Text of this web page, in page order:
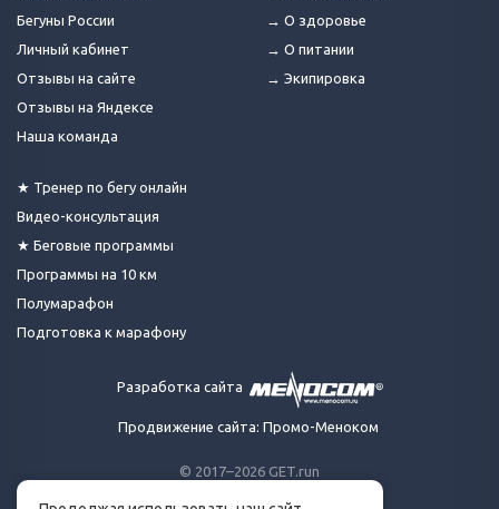
© 2017–2026 GET.run
Бегуны России
Личный кабинет
Отзывы на сайте
Отзывы на Яндексе
Наша команда
★ Тренер по бегу онлайн
Видео-консультация
★ Беговые программы
Программы на 10 км
Полумарафон
Подготовка к марафону
→ О здоровье
→ О питании
→ Экипировка
Разработка сайта
Продвижение сайта: Промо-Меноком